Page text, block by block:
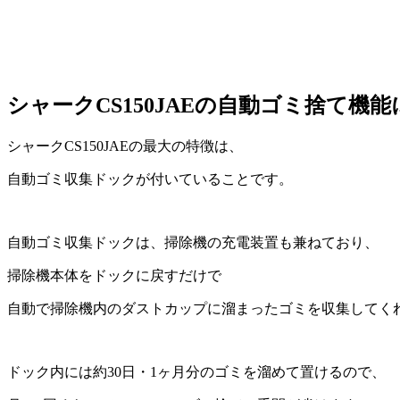
シャークCS150JAEの自動ゴミ捨て機能
シャークCS150JAEの最大の特徴は、
自動ゴミ収集ドックが付いていることです。
自動ゴミ収集ドックは、掃除機の充電装置も兼ねており、
掃除機本体をドックに戻すだけで
自動で掃除機内のダストカップに溜まったゴミを収集してく
ドック内には約30日・1ヶ月分のゴミを溜めて置けるので、